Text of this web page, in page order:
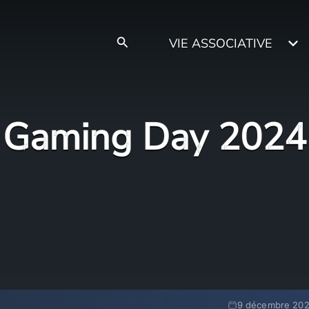
RechercherVIE ASSOCIATIVE
Gaming Day 2024
9 décembre